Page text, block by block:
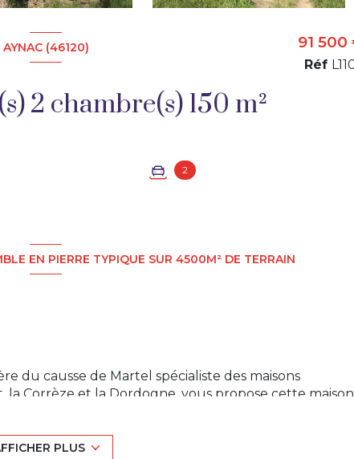
AYNAC (46120)
Maison 4 pièce(s) 2 chambre(s) 150 m²
2
91 500
Réf
EN PIERRE TYPIQUE SUR 4500M² DE TERRAIN
du causse de Martel spécialiste des maisons
la Corrèze et la Dordogne, vous propose cette maison
PLUS